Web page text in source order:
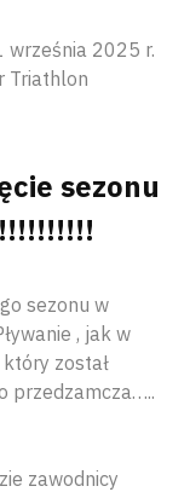
września 2025 r.
Triathlon
sezonu
sezonu w
, jak w
został
przedzamcza…..
zawodnicy